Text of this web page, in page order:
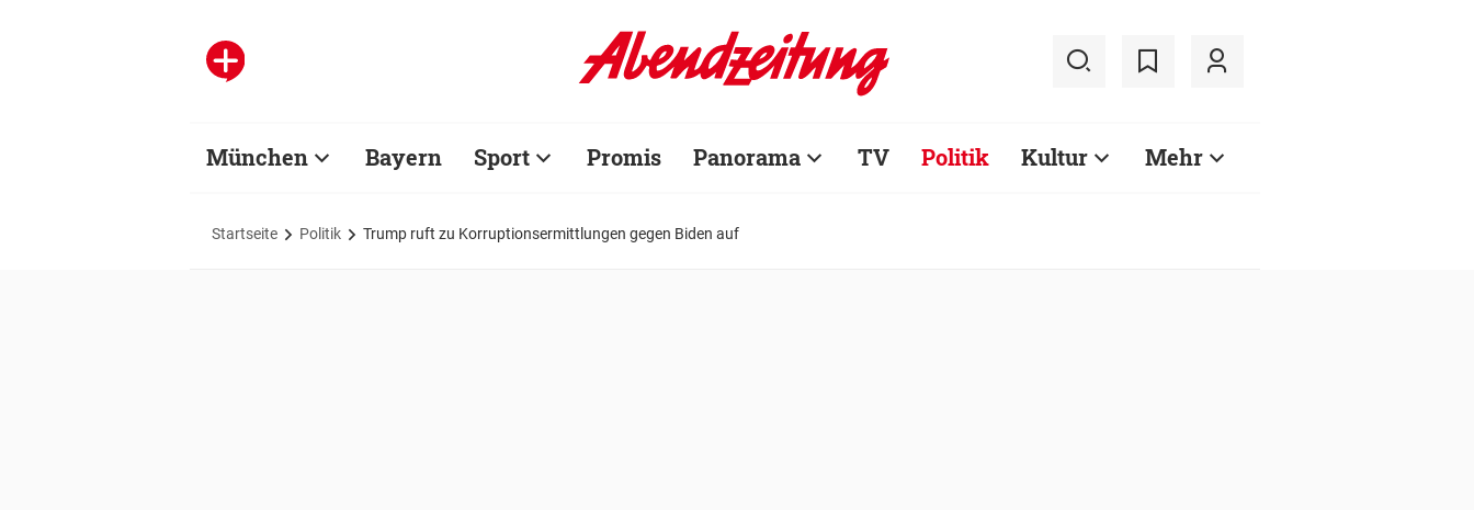
München Bayern Sport Promis Panorama TV Politik Kultur Mehr
Startseite Politik Trump ruft zu Korruptionsermittlungen gegen Biden auf